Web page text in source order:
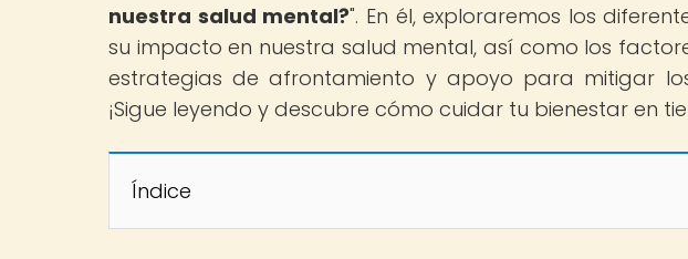
nuestra salud mental?". En él, exploraremos los
su impacto en nuestra salud mental, así como los
estrategias de afrontamiento y apoyo para mitigar
¡Sigue leyendo y descubre cómo cuidar tu bienestar en
Índice